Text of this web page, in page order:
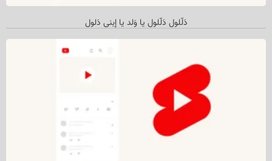
دَلّلول دَلّلول یا وَلد یا إبني دَلول